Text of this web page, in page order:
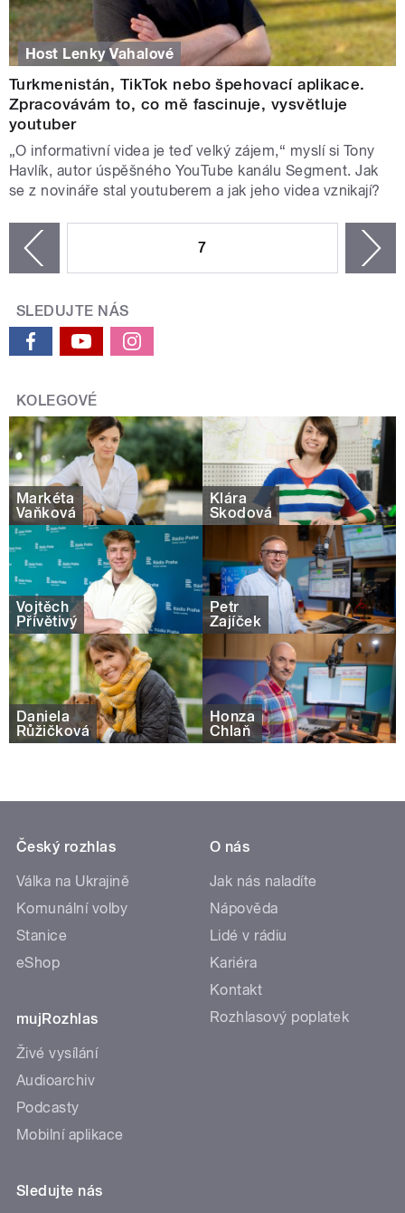
Host Lenky Vahalové
Turkmenistán, TikTok nebo špehovací aplikace.
Zpracovávám to, co mě fascinuje, vysvětluje
youtuber
„O informativní videa je teď velký zájem,“ myslí si Tony
Havlík, autor úspěšného YouTube kanálu Segment. Jak
se z novináře stal youtuberem a jak jeho videa vznikají?
7
SLEDUJTE NÁS
KOLEGOVÉ
Markéta
Vaňková
Klára
Škodová
Vojtěch
Přívětivý
Petr
Zajíček
Daniela
Růžičková
Honza
Chlaň
Český rozhlas
Válka na Ukrajině
Komunální volby
Stanice
eShop
mujRozhlas
Živé vysílání
Audioarchiv
Podcasty
Mobilní aplikace
O nás
Jak nás naladíte
Nápověda
Lidé v rádiu
Kariéra
Kontakt
Rozhlasový poplatek
Sledujte nás